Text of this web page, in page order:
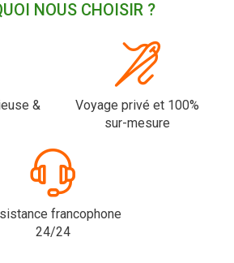
NOUS CHOISIR ?
&
Voyage privé et 100%
sur-mesure
francophone
24/24